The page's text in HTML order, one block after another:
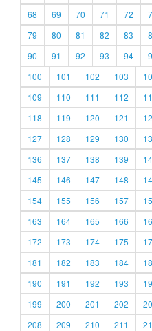
68
69 70 71 72
79
80 81 82 83
90
91 92 93 94
100
101 102 103
109
110 111 112
118
119 120 121
127
128 129 130
136
137 138 139
145
146 147 148
154
155 156 157
163
164 165 166
172
173 174 175
181
182 183 184
190
191 192 193
199
200 201 202
208
209 210 211